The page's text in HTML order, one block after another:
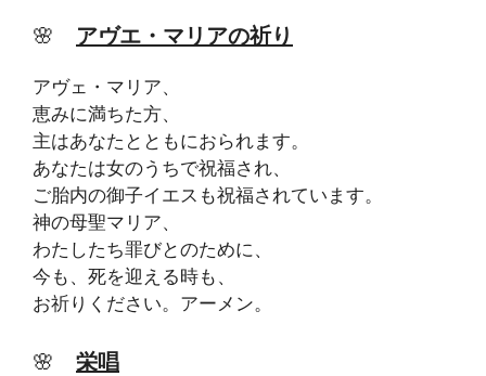
🌸 アヴエ・マリアの祈り
アヴェ・マリア、
恵みに満ちた方、
主はあなたとともにおられます。
あなたは女のうちで祝福され、
ご胎内の御子イエスも祝福されています。
神の母聖マリア、
わたしたち罪びとのために、
今も、死を迎える時も、
お祈りください。アーメン。
🌸 栄唱